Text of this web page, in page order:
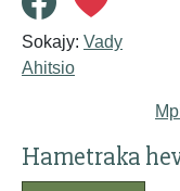
Sokajy: Vady
Ahitsio
Hametraka